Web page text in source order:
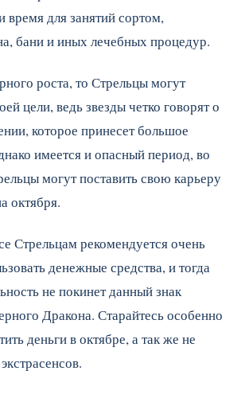
время для занятий сортом,
бани и иных лечебных процедур.
роста, то Стрельцы могут
цели, ведь звезды четко говорят о
которое принесет большое
имеется и опасный период, во
могут поставить свою карьеру
октября.
Стрельцам рекомендуется очень
денежные средства, и тогда
не покинет данный знак
Дракона. Старайтесь особенно
деньги в октябре, а так же не